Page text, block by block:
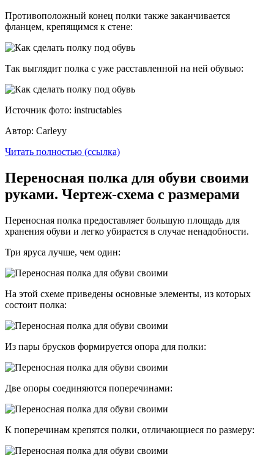
Противоположный конец полки также заканчивается
фланцем, крепящимся к стене:
Так выглядит полка с уже расставленной на ней обувью:
Источник фото: instructables
Автор: Carleyy
Читать полностью (ссылка)
Переносная полка для обуви своими
руками. Чертеж-схема с размерами
Переносная полка предоставляет большую площадь для
хранения обуви и легко убирается в случае ненадобности.
Три яруса лучше, чем один:
На этой схеме приведены основные элементы, из которых
состоит полка:
Из пары брусков формируется опора для полки:
Две опоры соединяются поперечинами:
К поперечинам крепятся полки, отличающиеся по размеру: